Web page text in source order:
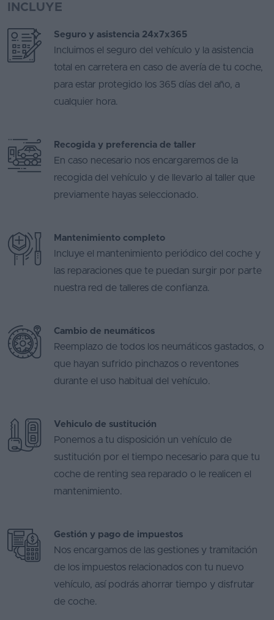
INCLUYE
Seguro y asistencia 24x7x365
Incluimos el seguro del vehículo y la asistencia
total en carretera en caso de avería de tu coche,
para estar protegido los 365 días del año, a
cualquier hora.
Recogida y preferencia de taller
En caso necesario nos encargaremos de la
recogida del vehículo y de llevarlo al taller que
previamente hayas seleccionado.
Mantenimiento completo
Incluye el mantenimiento periódico del coche y
las reparaciones que te puedan surgir por parte
nuestra red de talleres de confianza.
Cambio de neumáticos
Reemplazo de todos los neumáticos gastados, o
que hayan sufrido pinchazos o reventones
durante el uso habitual del vehículo.
Vehiculo de sustitución
Ponemos a tu disposición un vehículo de
sustitución por el tiempo necesario para que tu
coche de renting sea reparado o le realicen el
mantenimiento.
Gestión y pago de impuestos
Nos encargamos de las gestiones y tramitación
de los impuestos relacionados con tu nuevo
vehículo, así podrás ahorrar tiempo y disfrutar
de coche.